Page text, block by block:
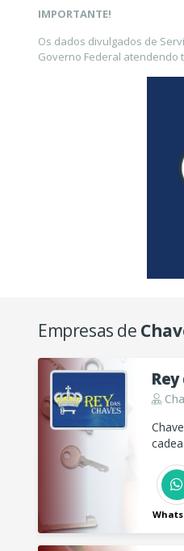
IMPORTANTE!
Os dados divulgados de
Governo Federal atendendo
Empresas de